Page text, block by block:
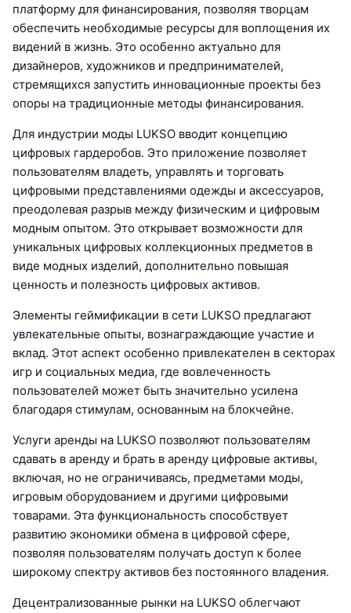
платформу для финансирования, позволяя творцам
обеспечить необходимые ресурсы для воплощения их
видений в жизнь. Это особенно актуально для
дизайнеров, художников и предпринимателей,
стремящихся запустить инновационные проекты без
опоры на традиционные методы финансирования.
Для индустрии моды LUKSO вводит концепцию
цифровых гардеробов. Это приложение позволяет
пользователям владеть, управлять и торговать
цифровыми представлениями одежды и аксессуаров,
преодолевая разрыв между физическим и цифровым
модным опытом. Это открывает возможности для
уникальных цифровых коллекционных предметов в
виде модных изделий, дополнительно повышая
ценность и полезность цифровых активов.
Элементы геймификации в сети LUKSO предлагают
увлекательные опыты, вознаграждающие участие и
вклад. Этот аспект особенно привлекателен в секторах
игр и социальных медиа, где вовлеченность
пользователей может быть значительно усилена
благодаря стимулам, основанным на блокчейне.
Услуги аренды на LUKSO позволяют пользователям
сдавать в аренду и брать в аренду цифровые активы,
включая, но не ограничиваясь, предметами моды,
игровым оборудованием и другими цифровыми
товарами. Эта функциональность способствует
развитию экономики обмена в цифровой сфере,
позволяя пользователям получать доступ к более
широкому спектру активов без постоянного владения.
Децентрализованные рынки на LUKSO облегчают